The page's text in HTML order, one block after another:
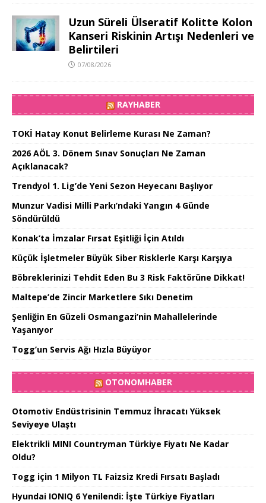
Uzun Süreli Ülseratif Kolitte Kolon
Kanseri Riskinin Artışı Nedenleri ve
Belirtileri
07/08/2026
RAYHABER
TOKİ Hatay Konut Belirleme Kurası Ne Zaman?
2026 AÖL 3. Dönem Sınav Sonuçları Ne Zaman
Açıklanacak?
Trendyol 1. Lig’de Yeni Sezon Heyecanı Başlıyor
Munzur Vadisi Milli Parkı’ndaki Yangın 4 Günde
Söndürüldü
Konak’ta İmzalar Fırsat Eşitliği İçin Atıldı
Küçük İşletmeler Büyük Siber Risklerle Karşı Karşıya
Böbreklerinizi Tehdit Eden Bu 3 Risk Faktörüne Dikkat!
Maltepe’de Zincir Marketlere Sıkı Denetim
Şenliğin En Güzeli Osmangazi’nin Mahallelerinde
Yaşanıyor
Togg’un Servis Ağı Hızla Büyüyor
OTONOMHABER
Otomotiv Endüstrisinin Temmuz İhracatı Yüksek
Seviyeye Ulaştı
Elektrikli MINI Countryman Türkiye Fiyatı Ne Kadar
Oldu?
Togg için 1 Milyon TL Faizsiz Kredi Fırsatı Başladı
Hyundai IONIQ 6 Yenilendi: İşte Türkiye Fiyatları